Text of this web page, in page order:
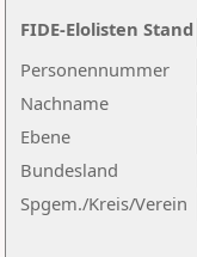
Nachname
Ebene
Personennummer
Bundesland
Spgem./Kreis/Verein
FIDE-Elolisten Stand